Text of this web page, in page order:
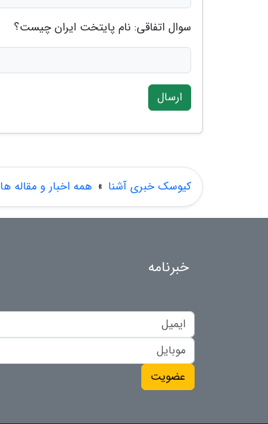
سوال اتفاقی: نام پایتخت ایران چیست؟
ارسال
کیوسک خبری آشنا » همه اخبار و مقاله ها
خبرنامه
عضویت